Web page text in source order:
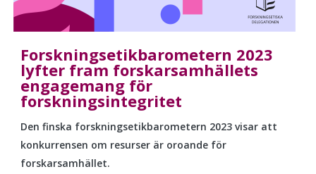
Forskningsetikbarometern 2023
lyfter fram forskarsamhällets
engagemang för
forskningsintegritet
Den finska forskningsetikbarometern 2023 visar att
konkurrensen om resurser är oroande för
forskarsamhället.